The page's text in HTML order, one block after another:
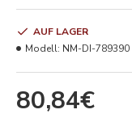
80,84€
AUF LAGER
Modell: NM-DI-789390